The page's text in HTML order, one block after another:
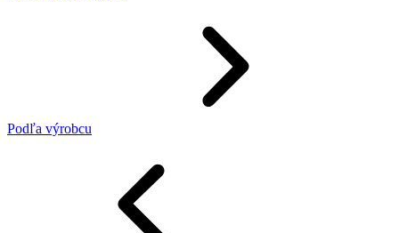
Podľa výrobcu